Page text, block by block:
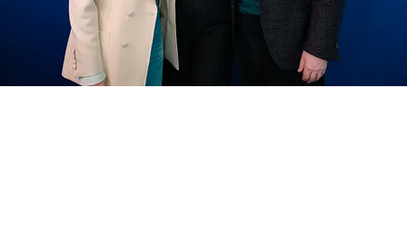
FOTO
CONCORSI